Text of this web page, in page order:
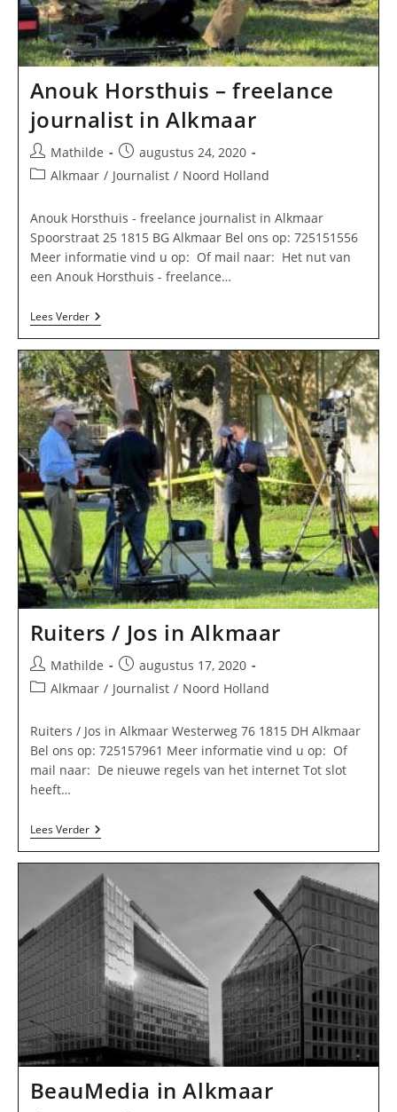
Anouk Horsthuis – freelance
journalist in Alkmaar
Bericht
auteur:
Mathilde
Bericht
gepubliceerd
augustus 24, 2020
Berichtcategorie:
Alkmaar / Journalist / Noord Holland
Anouk Horsthuis - freelance journalist in Alkmaar
Spoorstraat 25 1815 BG Alkmaar Bel ons op: 725151556
Meer informatie vind u op: Of mail naar: Het nut van
een Anouk Horsthuis - freelance…
Lees VerderAnouk
Horsthuis
–
Freelance
Journalist
In
Alkmaar
Ruiters / Jos in Alkmaar
Bericht
auteur:
Mathilde
Bericht
gepubliceerd
augustus 17, 2020
Berichtcategorie:
Alkmaar / Journalist / Noord Holland
Ruiters / Jos in Alkmaar Westerweg 76 1815 DH Alkmaar
Bel ons op: 725157961 Meer informatie vind u op: Of
mail naar: De nieuwe regels van het internet Tot slot
heeft…
Lees VerderRuiters
/
Jos
In
Alkmaar
BeauMedia in Alkmaar